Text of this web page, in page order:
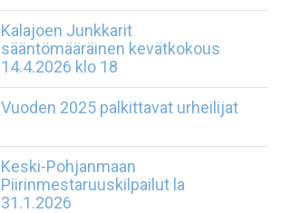
Kalajoen Junkkarit
sääntömääräinen kevätkokous
14.4.2026 klo 18
Vuoden 2025 palkittavat urheilijat
Keski-Pohjanmaan
Piirinmestaruuskilpailut la
31.1.2026